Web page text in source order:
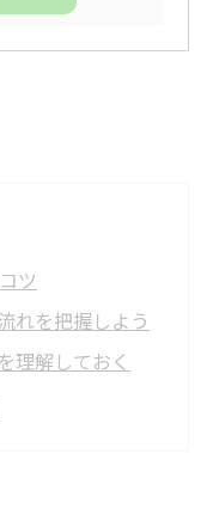
ツ
れを把握しよう
理解しておく
用相場のポイン